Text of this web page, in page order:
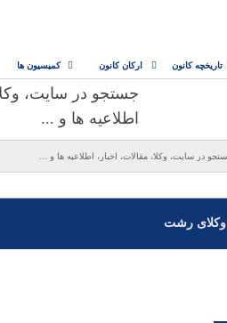
تاریخچه کانون ارکان کانون کمیسیون ها
جستجو در سایت،
اطلاعیه ها و ...
وکلای رشت